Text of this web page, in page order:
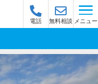
電話 無料相談 メニュー